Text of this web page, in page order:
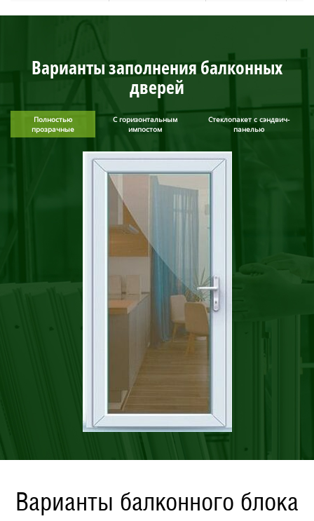
Варианты заполнения балконных
дверей
Полностью
прозрачные
С горизонтальным
импостом
Стеклопакет с сэндвич-
панелью
Варианты балконного блока